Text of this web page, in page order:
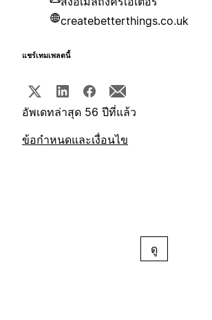
createbetterthings.co.uk
แชร์เทมเพลตนี้
อัพเดทล่าสุด 56 ปีที่แล้ว
ข้อกำหนดและเงื่อนไข
ดู